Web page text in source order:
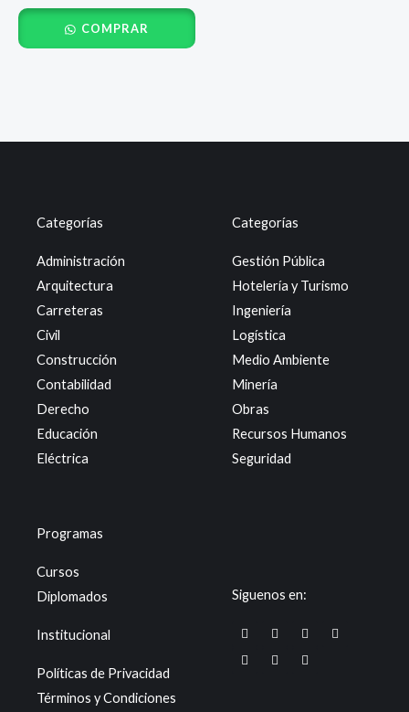
Valorado
con
de
5
COMPRAR
Categorías
Administración
Arquitectura
Carreteras
Civil
Construcción
Contabilidad
Derecho
Educación
Eléctrica
Categorías
Gestión Pública
Hotelería y Turismo
Ingeniería
Logística
Medio Ambiente
Minería
Obras
Recursos Humanos
Seguridad
Programas
Cursos
Diplomados
Institucional
Políticas de Privacidad
Términos y Condiciones
Siguenos en:
F
a
c
e
W
h
a
t
I
n
s
t
Y
o
X
-
t
w
T
i
k
t
L
i
n
k